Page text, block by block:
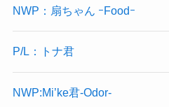
NWP：扇ちゃん ｰFoodｰ
P/L：トナ君
NWP:Mi’ke君-Odor-